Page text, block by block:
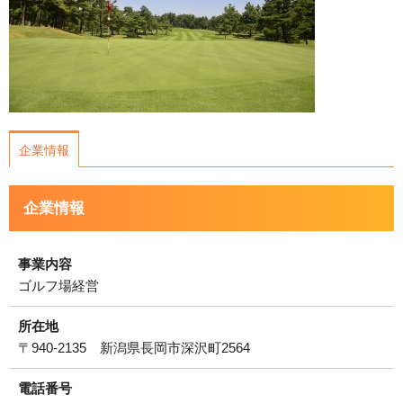
運営会社について
企業情報
企業情報
事業内容
ゴルフ場経営
所在地
〒940-2135 新潟県長岡市深沢町2564
電話番号